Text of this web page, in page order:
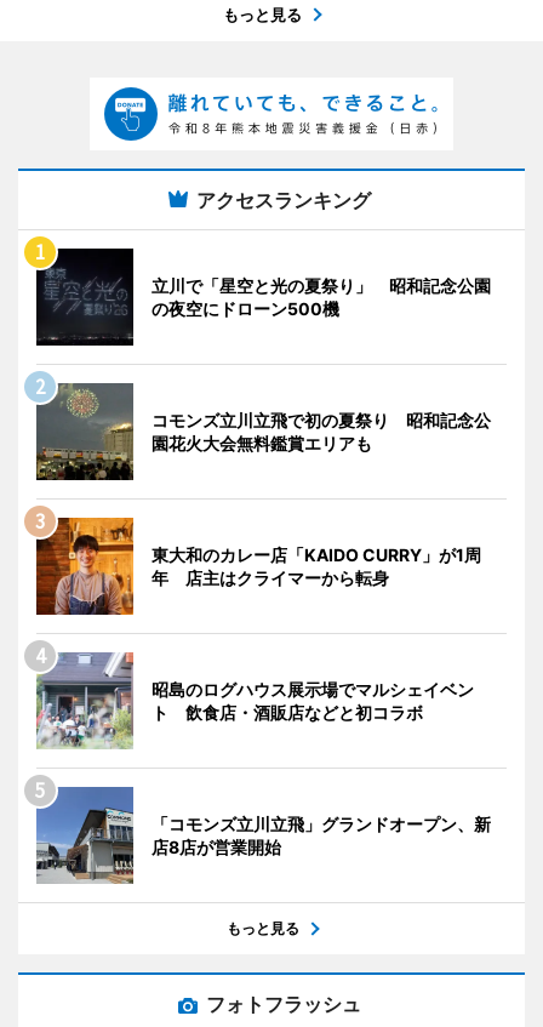
もっと見る
アクセスランキング
立川で「星空と光の夏祭り」 昭和記念公園
の夜空にドローン500機
コモンズ立川立飛で初の夏祭り 昭和記念公
園花火大会無料鑑賞エリアも
東大和のカレー店「KAIDO CURRY」が1周
年 店主はクライマーから転身
昭島のログハウス展示場でマルシェイベン
ト 飲食店・酒販店などと初コラボ
「コモンズ立川立飛」グランドオープン、新
店8店が営業開始
もっと見る
フォトフラッシュ